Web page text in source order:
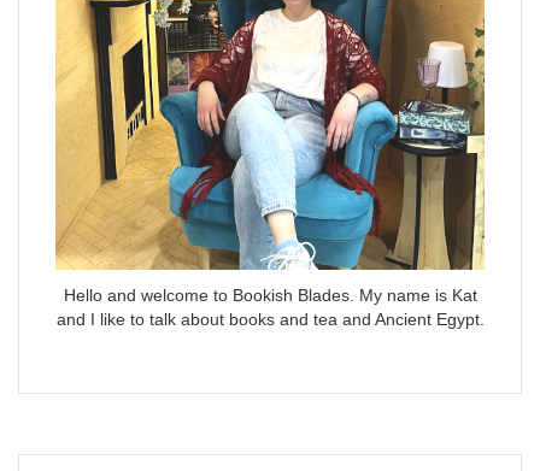
Hello and welcome to Bookish Blades. My name is Kat
and I like to talk about books and tea and Ancient Egypt.